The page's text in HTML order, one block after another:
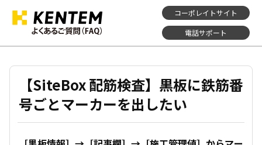
コーポレイトサイト
電話サポート
【SiteBox 配筋検査】黒板に鉄筋番
号ごとマーカーを出したい